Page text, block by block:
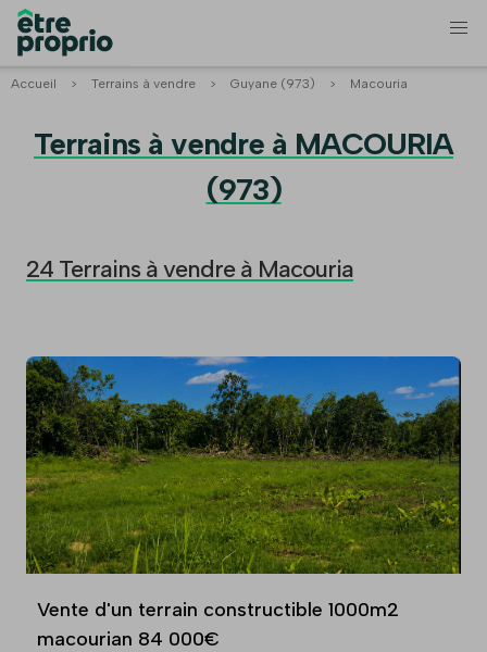
Accueil > Terrains à vendre > Guyane (973) > Macouria
Terrains à vendre à MACOURIA
(973)
24 Terrains à vendre à Macouria
Vente d'un terrain constructible 1000m2
macourian 84 000€